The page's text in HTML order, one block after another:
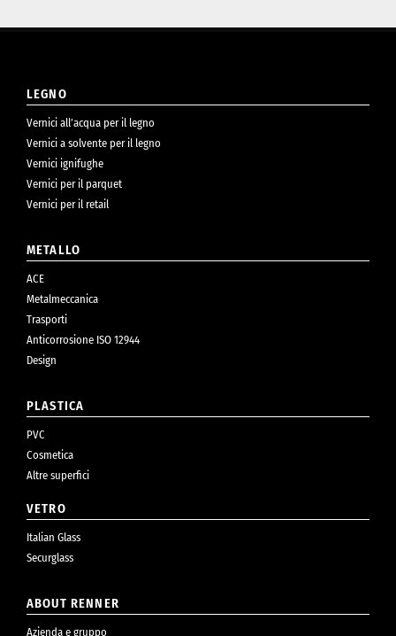
LEGNO
Vernici all’acqua per il legno
Vernici a solvente per il legno
Vernici ignifughe
Vernici per il parquet
Vernici per il retail
METALLO
ACE
Metalmeccanica
Trasporti
Anticorrosione ISO 12944
Design
PLASTICA
PVC
Cosmetica
Altre superfici
VETRO
Italian Glass
Securglass
ABOUT RENNER
Azienda e gruppo